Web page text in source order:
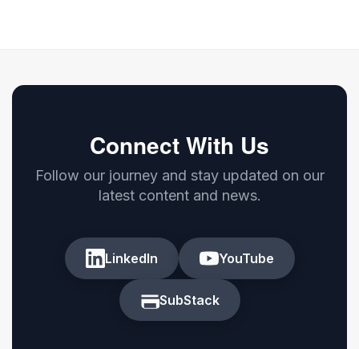
Connect With Us
Follow our journey and stay updated on our
latest content and news.
LinkedIn YouTube
SubStack